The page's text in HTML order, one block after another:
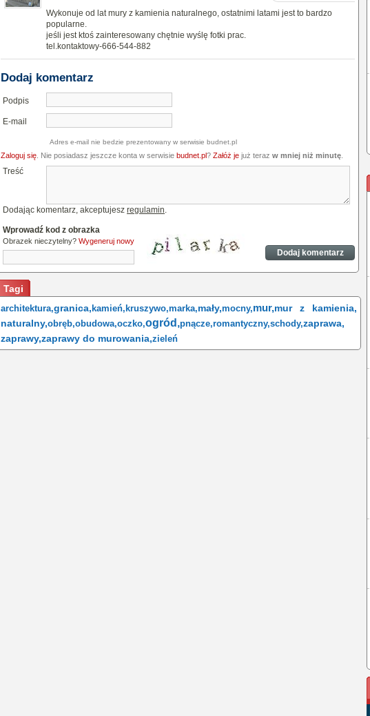
Wykonuje od lat mury z kamienia naturalnego, ostatnimi latami jest to bardzo
popularne.
jeśli jest ktoś zainteresowany chętnie wyślę fotki prac.
tel.kontaktowy-666-544-882
Dodaj komentarz
Podpis
E-mail
Adres e-mail nie bedzie prezentowany w serwisie budnet.pl
Zaloguj się . Nie posiadasz jeszcze konta w serwisie budnet.pl? Załóż je już teraz w mniej niż minutę
Treść
Dodając komentarz, akceptujesz regulamin.
Wprowadź kod z obrazka
Obrazek nieczytelny? Wygeneruj nowy
Tagi
architektura,granica, kamień, kruszywo,marka,mały,mocny,mur,mur z kamienia,
naturalny,obręb,obudowa,oczko,ogród,pnącze,romantyczny,schody,zaprawa,
zaprawy,zaprawy do murowania,zieleń